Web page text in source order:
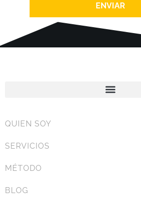
ENVIAR
QUIEN SOY
SERVICIOS
MÉTODO
BLOG